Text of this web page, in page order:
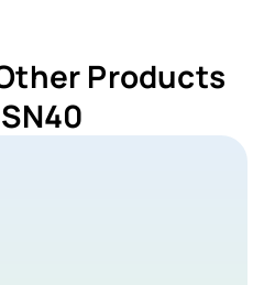
Products